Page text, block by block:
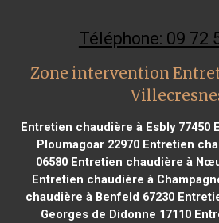
Téléphone: 09 72
Zone intervention
Entretien chaudière à Esbly 77450
Ploumagoar 22970Entretien
06580 Entretien chaudière à
Entretien chaudière à
chaudière à Benfeld 67230
Georges de Didonne 17110